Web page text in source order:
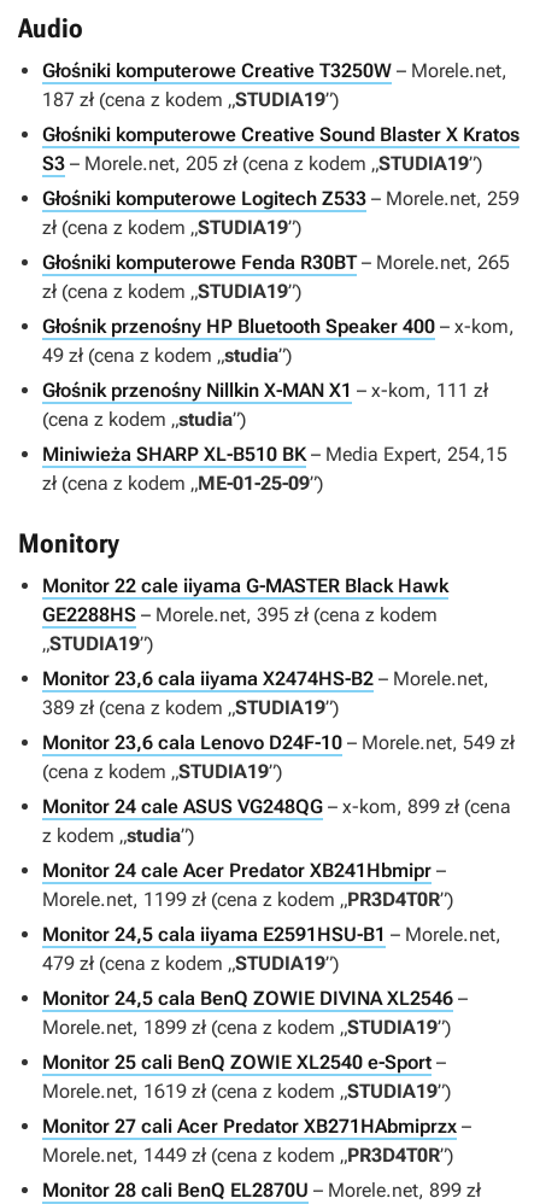
Audio
Głośniki komputerowe Creative T3250W – Morele.net,
187 zł (cena z kodem „STUDIA19”)
Głośniki komputerowe Creative Sound Blaster X Kratos
S3 – Morele.net, 205 zł (cena z kodem „STUDIA19”)
Głośniki komputerowe Logitech Z533 – Morele.net, 259
zł (cena z kodem „STUDIA19”)
Głośniki komputerowe Fenda R30BT– Morele.net, 265
zł (cena z kodem „STUDIA19”)
Głośnik przenośny HP Bluetooth Speaker 400 – x-kom,
49 zł (cena z kodem „studia”)
Głośnik przenośny Nillkin X-MAN X1 – x-kom, 111 zł
(cena z kodem „studia”)
Miniwieża SHARP XL-B510 BK– Media Expert, 254,15
zł (cena z kodem „ME-01-25-09”)
Monitory
Monitor 22 cale iiyama G-MASTER Black Hawk
GE2288HS – Morele.net, 395 zł (cena z kodem
„STUDIA19”)
Monitor 23,6 cala iiyama X2474HS-B2 – Morele.net,
389 zł (cena z kodem „STUDIA19”)
Monitor 23,6 cala Lenovo D24F-10 – Morele.net, 549 zł
(cena z kodem „STUDIA19”)
Monitor 24 cale ASUS VG248QG – x-kom, 899 zł (cena
z kodem „studia”)
Monitor 24 cale Acer Predator XB241Hbmipr –
Morele.net, 1199 zł (cena z kodem „PR3D4T0R”)
Monitor 24,5 cala iiyama E2591HSU-B1 – Morele.net,
479 zł (cena z kodem „STUDIA19”)
Monitor 24,5 cala BenQ ZOWIE DIVINA XL2546 –
Morele.net, 1899 zł (cena z kodem „STUDIA19”)
Monitor 25 cali BenQ ZOWIE XL2540 e-Sport –
Morele.net, 1619 zł (cena z kodem „STUDIA19”)
Monitor 27 cali Acer Predator XB271HAbmiprzx –
Morele.net, 1449 zł (cena z kodem „PR3D4T0R”)
Monitor 28 cali BenQ EL2870U – Morele.net, 899 zł